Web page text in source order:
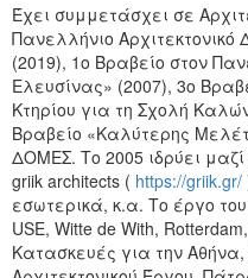
Έχει συμμετάσχει σε
Πανελλήνιο
(2019), 1ο Βραβείο στον
Ελευσίνας» (2007), 3ο
Κτηρίου για τη Σχολή
Βραβείο «Καλύτερης
ΔΟΜΕΣ. Το 2005 ιδρύει
griik architects ( https://griik.gr/
εσωτερικά, κ.α. Το έργο του
USE, Witte de With,
Κατασκευές για την